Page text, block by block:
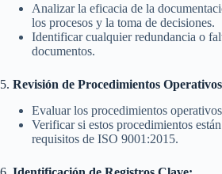
Analizar la eficacia de la
los procesos y la toma de decisiones.
Identificar cualquier redundancia o
documentos.
5. Revisión de Procedimientos
Evaluar los procedimientos
Verificar si estos procedimientos
requisitos de ISO 9001:2015.